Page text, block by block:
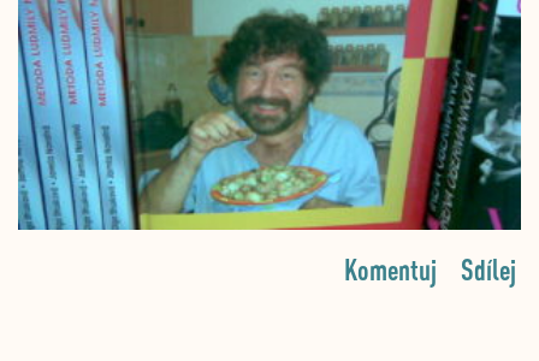
Sdílej
Komentuj